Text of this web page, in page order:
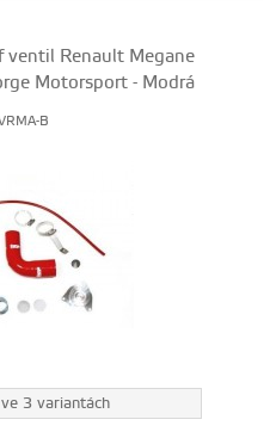
Renault Megane
Motorsport - Modrá
B
3 variantách